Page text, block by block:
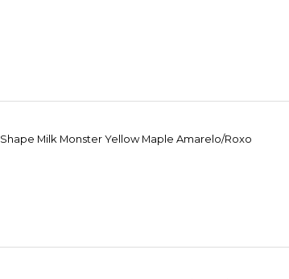
Shape Milk Monster Yellow Maple Amarelo/Roxo